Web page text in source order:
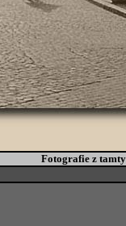
Fotografie z